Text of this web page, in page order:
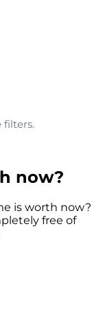
filters.
now?
is worth now?
free of